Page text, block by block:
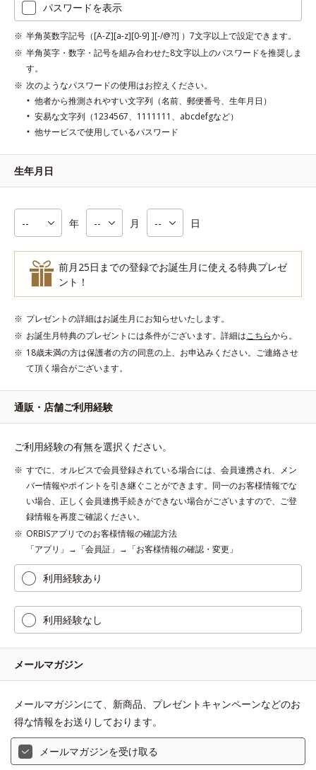
パスワードを表示
半角英数字記号（[A-Z][a-z][0-9] ][-/@?!] ）7文字以上で設定できます。
半角英字・数字・記号を組み合わせた8文字以上のパスワードを推奨しま
す。
次のようなパスワードの使用はお控えください。
他者から推測されやすい文字列（名前、郵便番号、生年月日）
安易な文字列（1234567、1111111、abcdefgなど）
他サービスで使用しているパスワード
生年月日
年 月 日
前月25日までの登録でお誕生月に使える特典プレゼ
ント！
プレゼントの詳細はお誕生月にお知らせいたします。
お誕生月特典のプレゼントには条件がございます。詳細はこちらから。
18歳未満の方は保護者の方の同意の上、お申込みください。ご連絡させ
て頂く場合がございます。
通販・店舗ご利用経験
ご利用経験の有無を選択ください。
すでに、オルビスで会員登録されている場合には、会員連携され、メン
バー情報やポイントを引き継ぐことができます。同一のお客様情報でな
い場合、正しく会員連携手続きができない場合がございますので、ご登
録情報を再度ご確認ください。
ORBISアプリでのお客様情報の確認方法
「アプリ」→「会員証」→「お客様情報の確認・変更」
利用経験あり
利用経験なし
メールマガジン
メールマガジンにて、新商品、プレゼントキャンペーンなどのお
得な情報をお送りしております。
メールマガジンを受け取る